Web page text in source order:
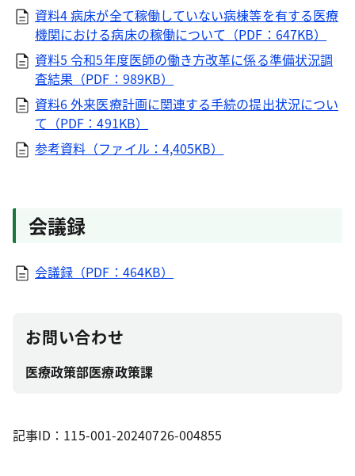
資料4 病床が全て稼働していない病棟等を有する医療
機関における病床の稼働について（PDF：647KB）
資料5 令和5年度医師の働き方改革に係る準備状況調
査結果（PDF：989KB）
資料6 外来医療計画に関連する手続の提出状況につい
て（PDF：491KB）
参考資料（ファイル：4,405KB）
会議録
会議録（PDF：464KB）
お問い合わせ
医療政策部医療政策課
記事ID：115-001-20240726-004855